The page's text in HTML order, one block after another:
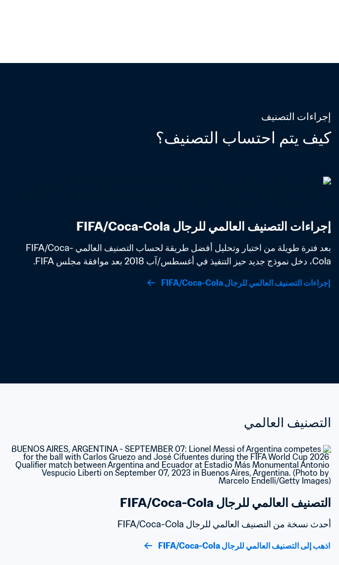
إجراءات التصنيف
كيف يتم احتساب التصنيف؟
إجراءات التصنيف العالمي للرجال FIFA/Coca-Cola
بعد فترة طويلة من اختبار وتحليل أفضل طريقة لحساب التصنيف العالمي FIFA/Coca-
Cola، دخل نموذج جديد حيز التنفيذ في أغسطس/آب 2018 بعد موافقة مجلس FIFA.
إجراءات التصنيف العالمي للرجال FIFA/Coca-Cola
التصنيف العالمي
التصنيف العالمي للرجال FIFA/Coca-Cola
أحدث نسخة من التصنيف العالمي للرجال FIFA/Coca-Cola
اذهب إلى التصنيف العالمي للرجال FIFA/Coca-Cola